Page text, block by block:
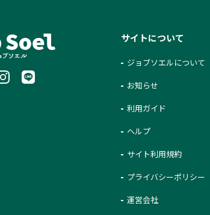
サイトについて
ジョブソエルについて
お知らせ
利用ガイド
ヘルプ
サイト利用規約
プライバシーポリシー
運営会社